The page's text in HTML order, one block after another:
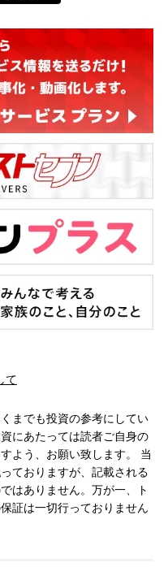
て
までも投資の参考にしてい
にあたっては読者ご自身の
よう、お願い致します。 当
ておりますが、記載される
はありません。万が一、ト
証は一切行っておりません